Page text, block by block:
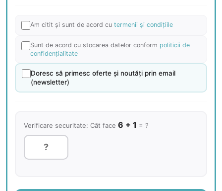
Am citit și sunt de acord cu termenii și condițiile
Sunt de acord cu stocarea datelor conform politicii de
confidențialitate
Doresc să primesc oferte și noutăți prin email
(newsletter)
Verificare securitate: Cât face 6 + 1 = ?